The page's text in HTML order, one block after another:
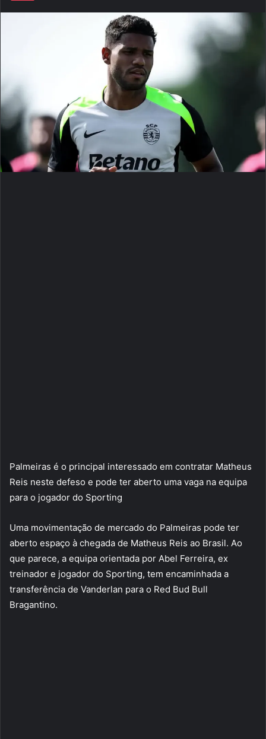
Palmeiras é o principal interessado em contratar Matheus
Reis neste defeso e pode ter aberto uma vaga na equipa
para o jogador do Sporting
Uma movimentação de mercado do Palmeiras pode ter
aberto espaço à chegada de Matheus Reis ao Brasil. Ao
que parece, a equipa orientada por Abel Ferreira, ex
treinador e jogador do Sporting, tem encaminhada a
transferência de Vanderlan para o Red Bud Bull
Bragantino.